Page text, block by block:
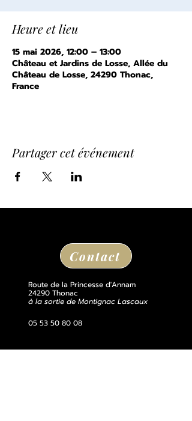
Heure et lieu
15 mai 2026, 12:00 – 13:00
Château et Jardins de Losse, Allée du
Château de Losse, 24290 Thonac,
France
Partager cet événement
Contact
Route de la Princesse d'Annam
24290 Thonac
à la sortie de Montignac Lascaux
05 53 50 80 08
losse@chateaudelosse.com